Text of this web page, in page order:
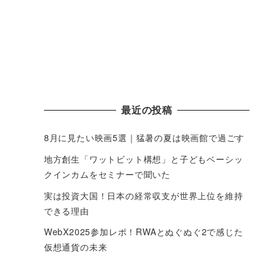
最近の投稿
8月に見たい映画5選｜猛暑の夏は映画館で過ごす
地方創生「ワットビット構想」と子どもベーシッ
クインカムをセミナーで聞いた
実は投資大国！日本の経常収支が世界上位を維持
できる理由
WebX2025参加レポ！RWAとぬぐぬぐ2で感じた
仮想通貨の未来